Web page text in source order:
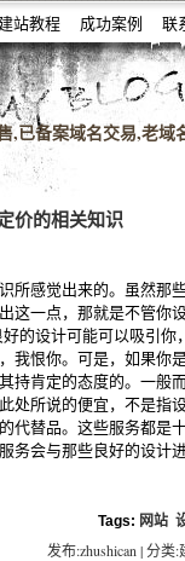
站教程 成功案例 联
域名购买,老域名交易,
,已备案域名交易,老
价的相关知识
所感觉出来的。虽然那
这一点，那就是不管你
的设计可能可以吸引你
我恨你。可是，如果你
持肯定的态度的。一般
处所说的便宜，不是指
代替品。这些服务都是
务会与那些良好的设计
Tags: 网站
发布:zhushican | 分类